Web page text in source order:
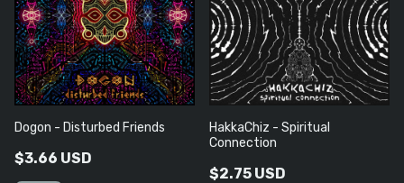
Dogon - Disturbed Friends
$3.66 USD
HakkaChiz - Spiritual
Connection
$2.75 USD